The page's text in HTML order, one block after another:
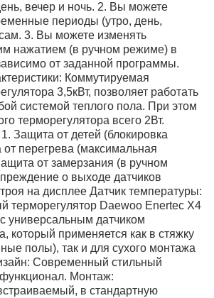
вечер и ночь. 2. Вы можете
периоды (утро, день,
3. Вы можете изменять
нажатием (в ручном режиме) в
от заданной программы.
Коммутируемая
3,5кВт, позволяет работать
системой теплого пола. При этом
терморегулятора всего 2Вт.
Защита от детей (блокировка
от перегрева (максимальная
от замерзания (в ручном
о выходе датчиков
на дисплее Датчик температуры:
терморегулятор Daewoo Enertec X4
универсальным датчиком
который применяется как в стяжку
полы), так и для сухого монтажа
Современный стильный
Монтаж:
в стандартную